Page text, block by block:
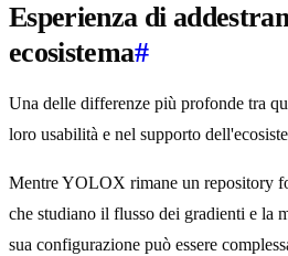
Esperienza di
ecosistema#
Una delle differenze più profonde tra
loro usabilità e nel supporto
Mentre YOLOX rimane un repository
che studiano il flusso dei gradienti e la
sua configurazione può essere